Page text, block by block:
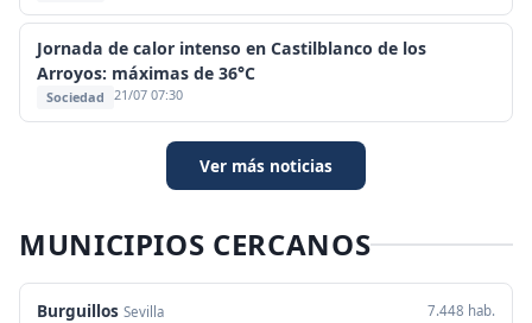
Jornada de calor intenso en Castilblanco de los
Arroyos: máximas de 36°C
Sociedad 21/07 07:30
Ver más noticias
MUNICIPIOS CERCANOS
Burguillos Sevilla 7.448 hab.